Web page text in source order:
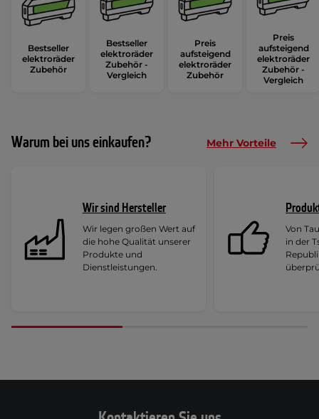
Bestseller
elektroräder
Zubehör
Bestseller
elektroräder
Zubehör -
Vergleich
Preis
aufsteigend
elektroräder
Zubehör
Preis
aufsteigend
elektroräder
Zubehör -
Vergleich
Warum bei uns einkaufen? Mehr Vorteile
Wir sind Hersteller
Wir legen großen Wert auf
die hohe Qualität unserer
Produkte und
Dienstleistungen.
Von
in der